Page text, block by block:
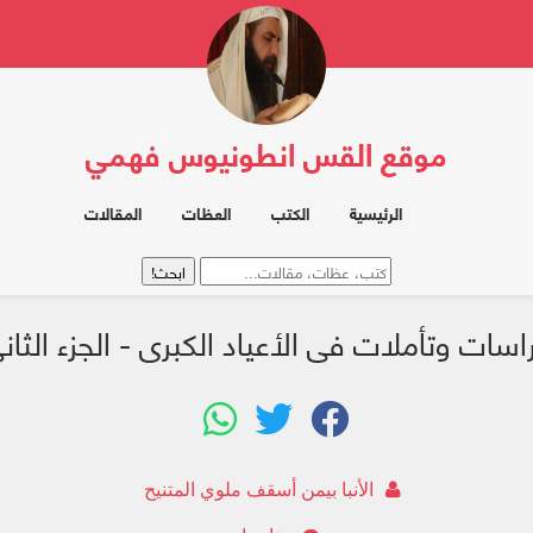
موقع القس انطونيوس فهمي
الرئيسية الكتب العظات المقالات
وتأملات فى الأعياد الكبرى - الجزء
الأنبا بيمن أسقف ملوي المتنيح